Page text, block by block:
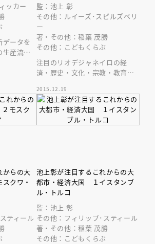
ッカー
データを
産流通
際理解
監：池上 彰
その他：ルイーズ･スピルズベリ
ー
著・その他：稲葉 茂勝
その他：こどもくらぶ
注目のリオデジャネイロの経
済・歴史・文化・宗教・教育・
カラー。総ルビ。写真やデータ
多数掲載。
2015.12.19
からの大
クワ・
ティール
池上彰が注目するこれからの大
都市・経済大国 １イスタンブ
ル・トルコ
監：池上 彰
その他：フィリップ･スティール
著・その他：稲葉 茂勝
その他：こどもくらぶ